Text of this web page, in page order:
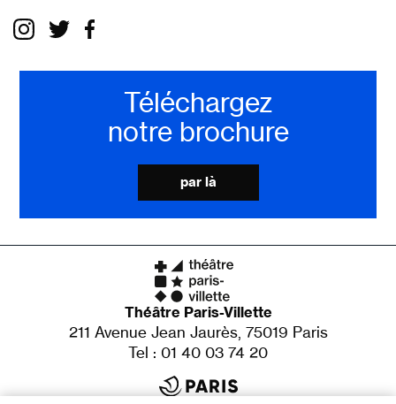
Téléchargez
notre brochure
par là
Théâtre Paris-Villette
211 Avenue Jean Jaurès, 75019 Paris
Tel : 01 40 03 74 20